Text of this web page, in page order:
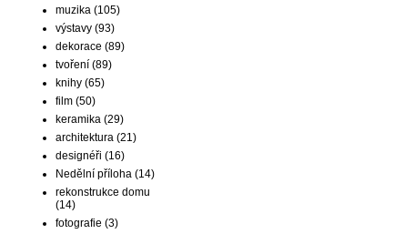
muzika (105)
výstavy (93)
dekorace (89)
tvoření (89)
knihy (65)
film (50)
keramika (29)
architektura (21)
designéři (16)
Nedělní příloha (14)
rekonstrukce domu
(14)
fotografie (3)